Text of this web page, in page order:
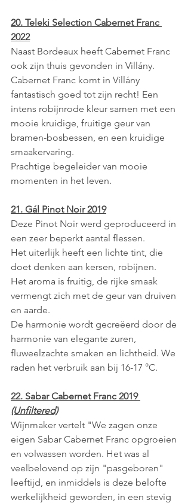
20. Teleki Selection Cabernet Franc
2022
Naast Bordeaux heeft Cabernet Franc
ook zijn thuis gevonden in Villány.
Cabernet Franc komt in Villány
fantastisch goed tot zijn recht! Een
intens robijnrode kleur samen met een
mooie kruidige, fruitige geur van
bramen-bosbessen, en een kruidige
smaakervaring.
Prachtige begeleider van mooie
momenten in het leven.
21. Gál Pinot Noir 2019
Deze Pinot Noir werd geproduceerd in
een zeer beperkt aantal flessen.
Het uiterlijk heeft een lichte tint, die
doet denken aan kersen, robijnen.
Het aroma is fruitig, de rijke smaak
vermengt zich met de geur van druiven
en aarde.
De harmonie wordt gecreëerd door de
harmonie van elegante zuren,
fluweelzachte smaken en lichtheid. We
raden het verbruik aan bij 16-17 °C.
22. Sabar Cabernet Franc 2019
(Unfiltered)
Wijnmaker vertelt "We zagen onze
eigen Sabar Cabernet Franc opgroeien
en volwassen worden. Het was al
veelbelovend op zijn "pasgeboren"
leeftijd, en inmiddels is deze belofte
werkelijkheid geworden, in een stevig